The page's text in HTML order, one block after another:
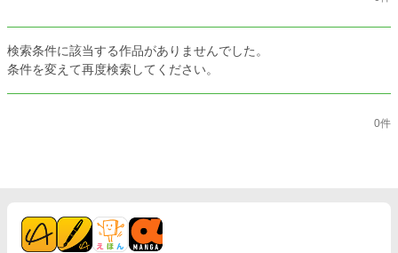
検索条件に該当する作品がありませんでした。
条件を変えて再度検索してください。
0件